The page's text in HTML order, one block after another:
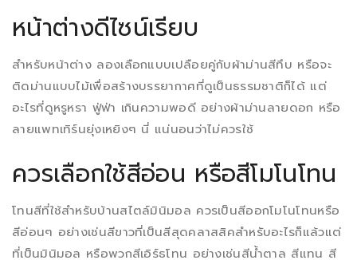
หน้าต่างดีไซน์เรียบ
สำหรับหน้าต่าง ลองเลือกแบบเปลือยคู่กับผ้าม่านสีทึบ หรือจะ
ติดม่านแบบไม้เพื่อสร้างบรรยากาศที่ดูเป็นธรรมชาติก็ได้ แต่
อะไรที่ดูหรูหรา ฟู่ฟ่า เกินความพอดี อย่างผ้าม่านลายดอก หรือ
ลายแพทเทิร์นยุ่งเหยิงๆ นี่ แน่นอนว่าไม่ควรใช้
ควรเลือกใช้สีอ่อน หรือสีโมโนโทน
โทนสีที่ใช้สำหรับบ้านสไตล์มินิมอล ควรเป็นสีออกโมโนโทนหรือ
สีอ่อนๆ อย่างเช่นสีขาวที่เป็นสีสุดคลาสสิคสำหรับอะไรก็แล้วแต่
ที่เป็นมินิมอล หรือพวกสีเอิร์ธโทน อย่างเช่นสีน้ำตาล สีแทน สี